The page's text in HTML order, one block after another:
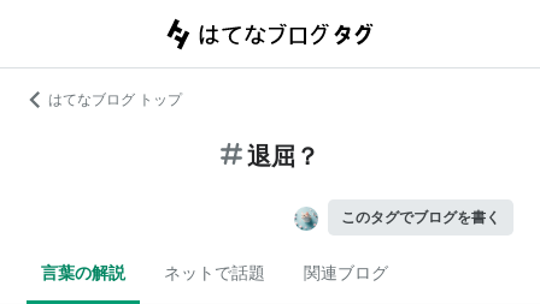
はてなブログ トップ
退屈？
このタグでブログを書く
言葉の解説 ネットで話題 関連ブログ